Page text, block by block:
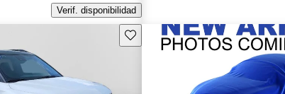
Verif. disponibilidad
Guarda este Aviso